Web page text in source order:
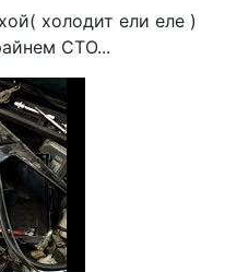
холодит ели еле )
СТО...